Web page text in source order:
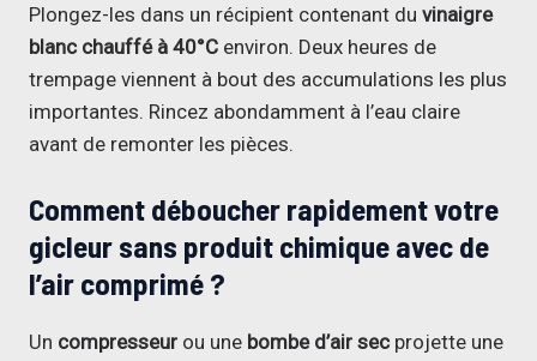
Plongez-les dans un récipient contenant duvinaigre
blanc chauffé à 40°C environ. Deux heures de
trempage viennent à bout des accumulations les plus
importantes. Rincez abondamment à l’eau claire
avant de remonter les pièces.
Comment déboucher rapidement votre
gicleur sans produit chimique avec de
l’air comprimé ?
Un compresseur ou une bombe d’air sec projette une